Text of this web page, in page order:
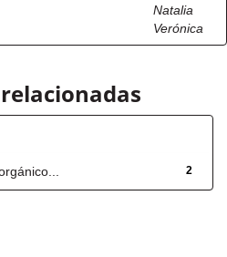
Natalia
Verónica
2